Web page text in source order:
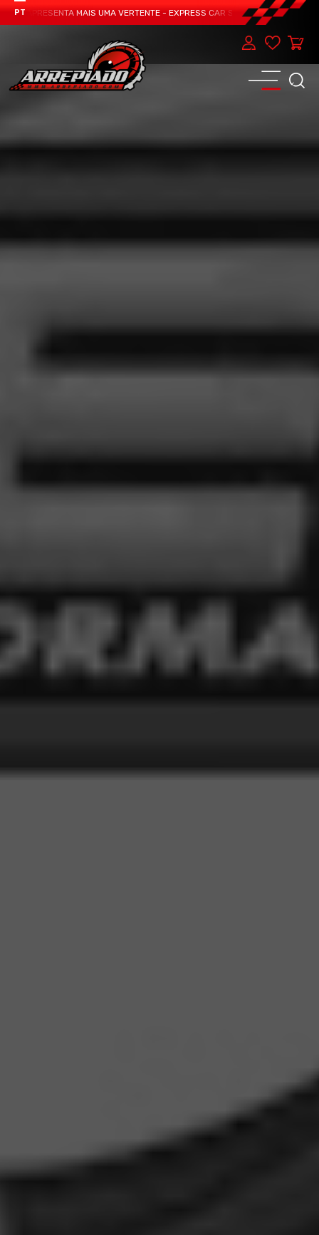
PT
APRESENTA MAIS UMA VERTENTE - EXPRESS CAR SERVICE, MANUTENÇÃO